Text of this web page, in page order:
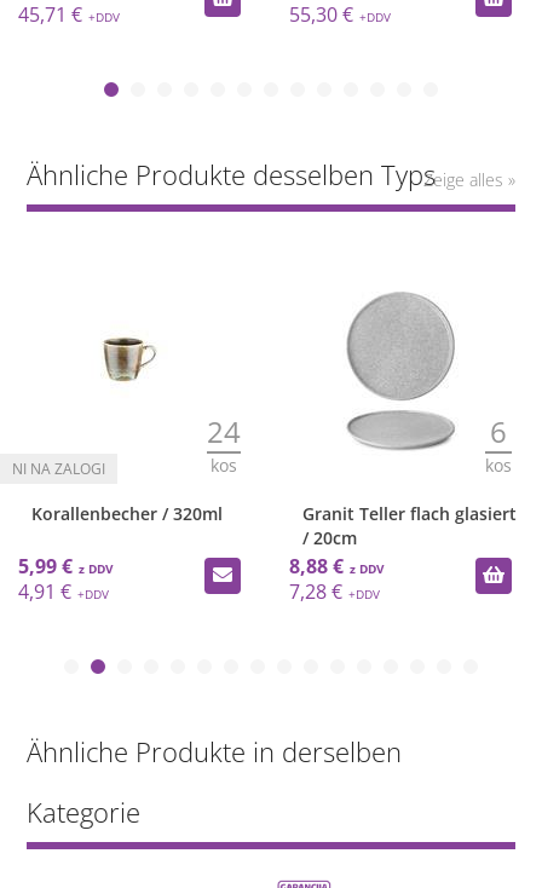
45,71 €
55,30 €
Ähnliche Produkte desselben TypsZeige alles »
24
kos
Korallenbecher / 320ml
5,99 €
4,91 €
6
kos
Granit Teller flach glasiert
/ 20cm
8,88 €
7,28 €
Ähnliche Produkte in derselben
Kategorie